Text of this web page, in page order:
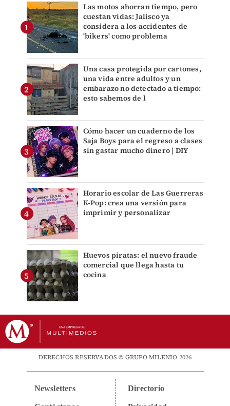
Las motos ahorran tiempo, pero
cuestan vidas: Jalisco ya
considera a los accidentes de
'bikers' como problema
Una casa protegida por cartones,
una vida entre adultos y un
embarazo no detectado a tiempo:
esto sabemos de l
Cómo hacer un cuaderno de los
Saja Boys para el regreso a clases
sin gastar mucho dinero | DIY
Horario escolar de Las Guerreras
K-Pop: crea una versión para
imprimir y personalizar
Huevos piratas: el nuevo fraude
comercial que llega hasta tu
cocina
DERECHOS RESERVADOS © GRUPO MILENIO 2026
Newsletters Directorio